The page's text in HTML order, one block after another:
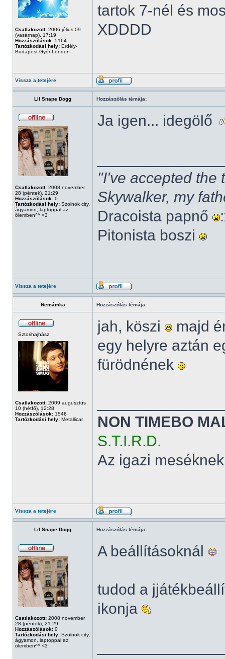
Csatlakozott: 2006 július 09
(vasárnap), 17:19
Hozzászólások: 5164
Tartózkodási hely: Erdély-
Budapest-Győr-London
tartok 7-nél és
XDDDD
Vissza a tetejére
Lil Snape Dogg Hozzászólás témája:
Csatlakozott: 2008 november
28 (péntek), 21:29
Hozzászólások: 0
Tartózkodási hely: Szolnok city,
ágyamon, laptoppal az
ölemben^^ <3
Ja igen... idegölő
"I've accepted the
Skywalker, my
Dracoista papnő
Pitonista boszi
Vissza a tetejére
Nemámka Hozzászólás témája:
Sztorihajhász
Csatlakozott: 2009 augusztus
10 (hétfő), 12:28
Hozzászólások: 1548
Tartózkodási hely: Metallicar
jah, köszi
majd
egy helyre aztán
fürödnének
NON TIMEBO
S.T.I.R.D.
Az igazi
Vissza a tetejére
Lil Snape Dogg Hozzászólás témája:
Csatlakozott: 2008 november
28 (péntek), 21:29
Hozzászólások: 0
Tartózkodási hely: Szolnok city,
ágyamon, laptoppal az
ölemben^^ <3
A beállításoknál
tudod a
ikonja